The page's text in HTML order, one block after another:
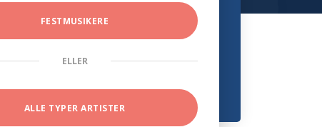
FESTMUSIKERE
ELLER
ALLE TYPER ARTISTER